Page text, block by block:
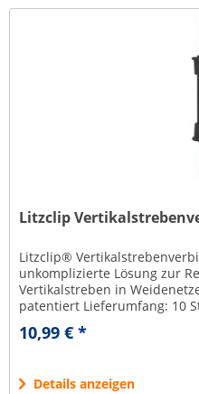
Litzclip
Litzclip®
unkomplizierte Lösung zur
Vertikalstreben in
patentiert Lieferumfang: 10
10,99 € *
Details anzeigen